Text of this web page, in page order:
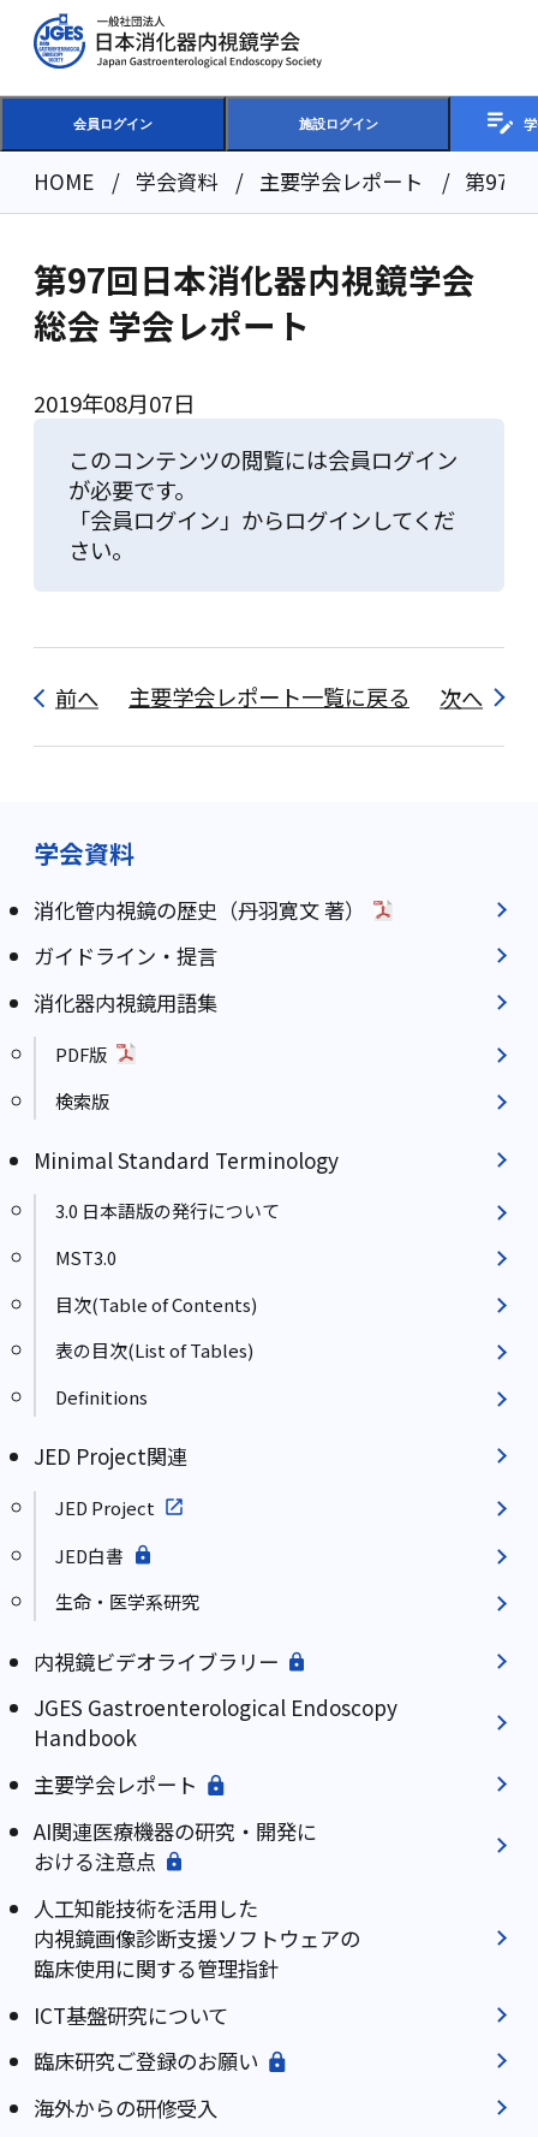
会員ログイン 施設ログイン
HOME 学会資料 主要学会レポート 第97回
2019年08月07日
第97回日本消化器内視鏡学会
総会 学会レポート
このコンテンツの閲覧には会員ログイン
が必要です。
「会員ログイン」からログインしてくだ
さい。
前へ 主要学会レポート一覧に戻る 次へ
学会資料
消化管内視鏡の歴史（丹羽寛文 著）
ガイドライン・提言
消化器内視鏡用語集
PDF版
検索版
Minimal Standard Terminology
3.0 日本語版の発行について
MST3.0
目次(Table of Contents)
表の目次(List of Tables)
Definitions
JED Project関連
JED Project
JED白書
生命・医学系研究
内視鏡ビデオライブラリー
JGES Gastroenterological Endoscopy
Handbook
主要学会レポート
AI関連医療機器の研究・開発に
おける注意点
人工知能技術を活用した
内視鏡画像診断支援ソフトウェアの
臨床使用に関する管理指針
ICT基盤研究について
臨床研究ご登録のお願い
海外からの研修受入